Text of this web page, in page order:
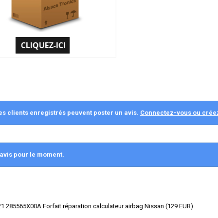
clients enregistrés peuvent poster un avis. Connectez-vous ou
pour le moment.
285565X00A Forfait réparation calculateur airbag Nissan (129 EUR)